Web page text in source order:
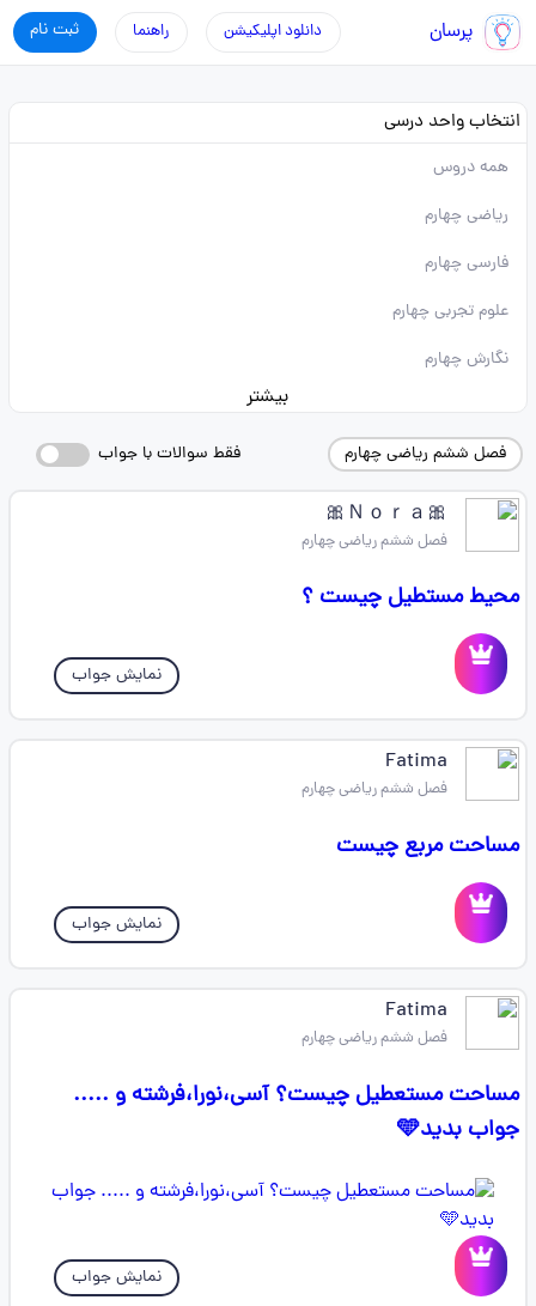
پرسان ثبت نام راهنما دانلود اپلیکیشن
انتخاب واحد درسی
همه دروس
ریاضی چهارم
فارسی چهارم
علوم تجربی چهارم
نگارش چهارم
بیشتر
فصل ششم ریاضی چهارم فقط سوالات با جواب
🎀Ｎｏｒａ🎀
فصل ششم ریاضی چهارم
محیط مستطیل چیست ؟
نمایش جواب
Fatima
فصل ششم ریاضی چهارم
مساحت مربع چیست
نمایش جواب
Fatima
فصل ششم ریاضی چهارم
مساحت مستعطیل چیست؟ آسی،نورا،فرشته و .....
جواب بدید🩵
نمایش جواب